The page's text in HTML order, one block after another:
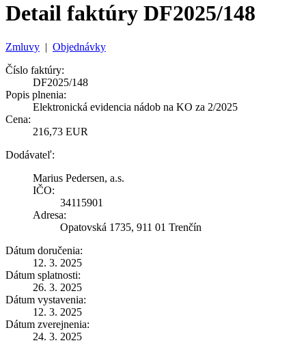
Detail faktúry DF2025/148
Zmluvy | Objednávky
Číslo faktúry:
DF2025/148
Popis plnenia:
Elektronická evidencia nádob na KO za 2/2025
Cena:
216,73 EUR
Dodávateľ:
Marius Pedersen, a.s.
IČO:
34115901
Adresa:
Opatovská 1735, 911 01 Trenčín
Dátum doručenia:
12. 3. 2025
Dátum splatnosti:
26. 3. 2025
Dátum vystavenia:
12. 3. 2025
Dátum zverejnenia:
24. 3. 2025